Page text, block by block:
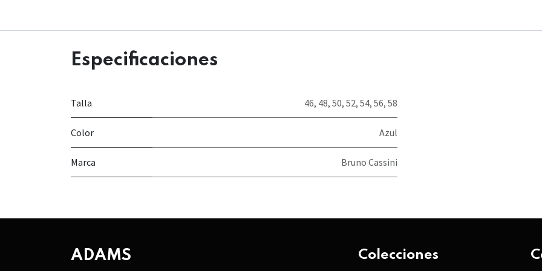
Especificaciones
Talla 46, 48, 50, 52, 54, 56, 58
Color Azul
Marca Bruno Cassini
ADAMS Colecciones